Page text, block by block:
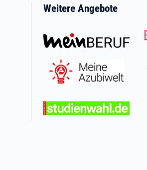
Weitere Angebote